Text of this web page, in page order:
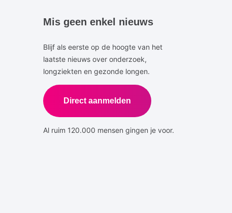
Mis geen enkel nieuws
Blijf als eerste op de hoogte van het
laatste nieuws over onderzoek,
longziekten en gezonde longen.
Direct aanmelden
Al ruim 120.000 mensen gingen je voor.